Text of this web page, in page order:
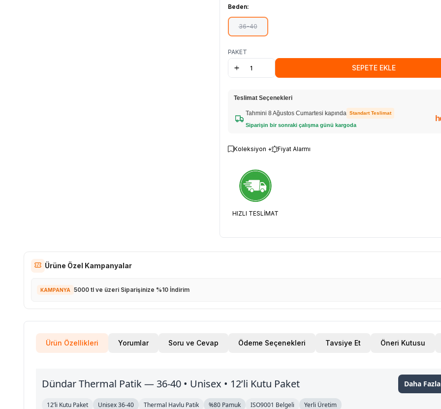
Beden:
36-40
PAKET
SEPETE EKLE
Teslimat Seçenekleri
Tahmini 8 Ağustos Cumartesi kapında Standart Teslimat
Siparişin bir sonraki çalışma günü kargoda
Koleksiyon + Fiyat Alarmı
HIZLI TESLİMAT
Ürüne Özel Kampanyalar
KAMPANYA 5000 tl ve üzeri Siparişinize %10 İndirim
Ürün Özellikleri Yorumlar Soru ve Cevap Ödeme Seçenekleri Tavsiye Et Öneri Kutusu
Dündar Thermal Patik — 36-40 • Unisex • 12’li Kutu Paket Daha
12’li Kutu Paket Unisex 36-40 Thermal Havlu Patik %80 Pamuk ISO9001 Belgeli Yerli Üretim